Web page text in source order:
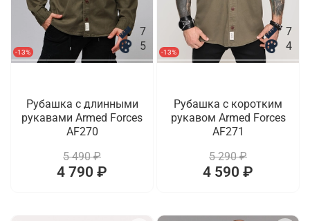
-13%
7
5
Рубашка с длинными
рукавами Armed Forces
AF270
5 490 ₽
4 790 ₽
-13%
7
4
Рубашка с коротким
рукавом Armed Forces
AF271
5 290 ₽
4 590 ₽